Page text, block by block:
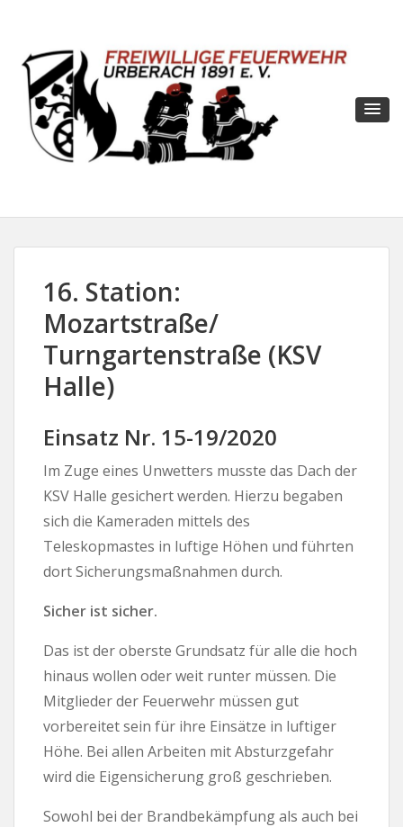
16. Station:
Mozartstraße/
Turngartenstraße (KSV
Halle)
Einsatz Nr. 15-19/2020
Im Zuge eines Unwetters musste das Dach der
KSV Halle gesichert werden. Hierzu begaben
sich die Kameraden mittels des
Teleskopmastes in luftige Höhen und führten
dort Sicherungsmaßnahmen durch.
Sicher ist sicher.
Das ist der oberste Grundsatz für alle die hoch
hinaus wollen oder weit runter müssen. Die
Mitglieder der Feuerwehr müssen gut
vorbereitet sein für ihre Einsätze in luftiger
Höhe. Bei allen Arbeiten mit Absturzgefahr
wird die Eigensicherung groß geschrieben.
Sowohl bei der Brandbekämpfung als auch bei